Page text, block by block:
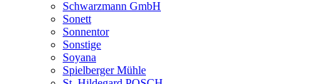
Schwarzmann GmbH
Sonett
Sonnentor
Sonstige
Soyana
Spielberger Mühle